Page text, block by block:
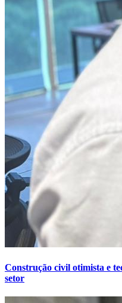
Construção civil otimista e
setor